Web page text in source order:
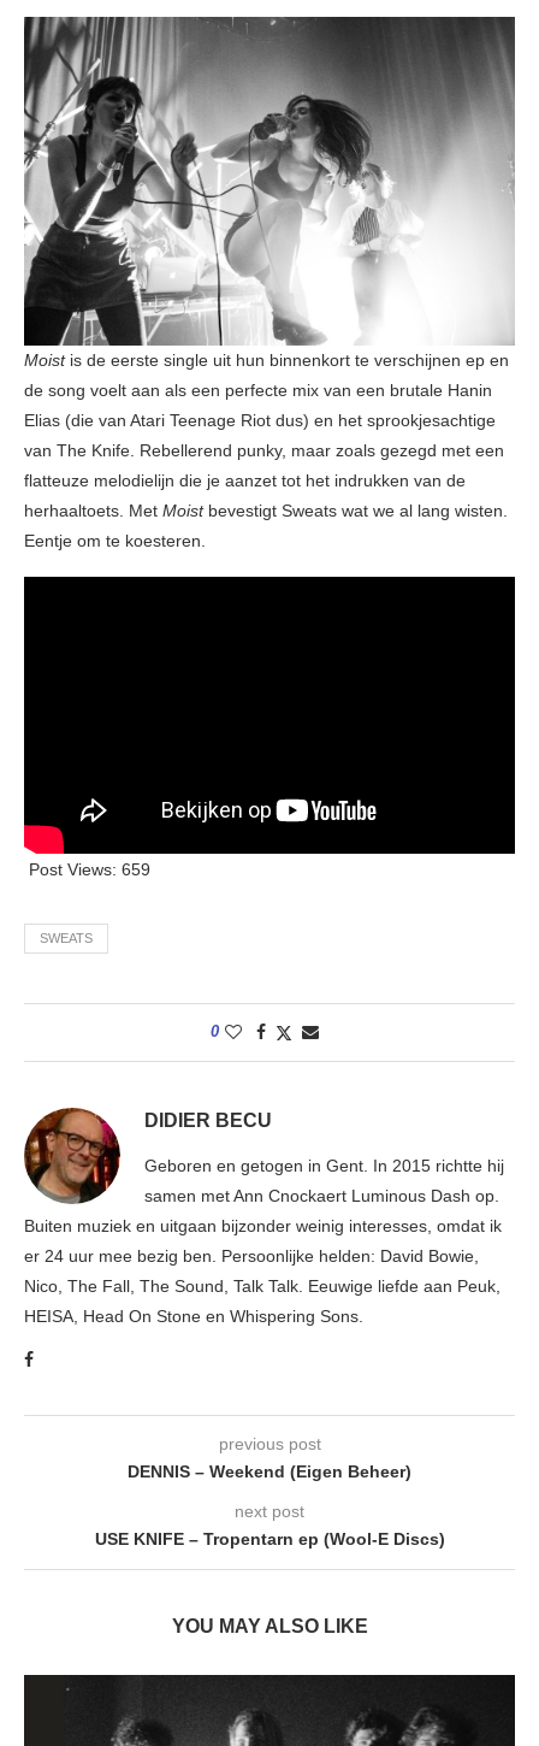
Moistis de eerste single uit hun binnenkort te verschijnen ep en
de song voelt aan als een perfecte mix van een brutale Hanin
Elias (die van Atari Teenage Riot dus) en het sprookjesachtige
van The Knife. Rebellerend punky, maar zoals gezegd met een
flatteuze melodielijn die je aanzet tot het indrukken van de
herhaaltoets. Met Moist bevestigt Sweats wat we al lang wisten.
Eentje om te koesteren.
Post Views: 659
SWEATS
0
DIDIER BECU
Geboren en getogen in Gent. In 2015 richtte hij
samen met Ann Cnockaert Luminous Dash op.
Buiten muziek en uitgaan bijzonder weinig interesses, omdat ik
er 24 uur mee bezig ben. Persoonlijke helden: David Bowie,
Nico, The Fall, The Sound, Talk Talk. Eeuwige liefde aan Peuk,
HEISA, Head On Stone en Whispering Sons.
previous post
DENNIS – Weekend (Eigen Beheer)
next post
USE KNIFE – Tropentarn ep (Wool-E Discs)
YOU MAY ALSO LIKE